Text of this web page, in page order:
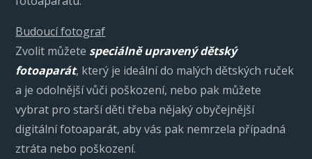
Budoucí fotograf
Zvolit můžete speciálně upravený dětský
fotoaparát, který je ideální do malých dětských ruček
a je odolnější vůči poškození, nebo pak můžete
vybrat pro starší děti třeba nějaký obyčejnější
digitální fotoaparát, aby vás pak nemrzela případná
ztráta nebo poškození.